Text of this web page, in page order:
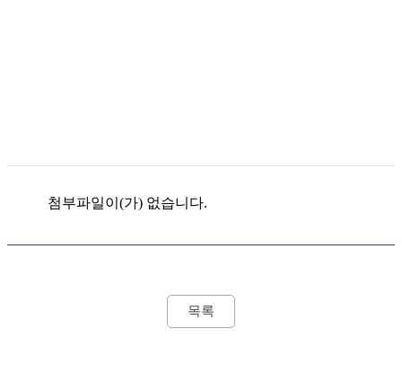
첨부파일이(가) 없습니다.